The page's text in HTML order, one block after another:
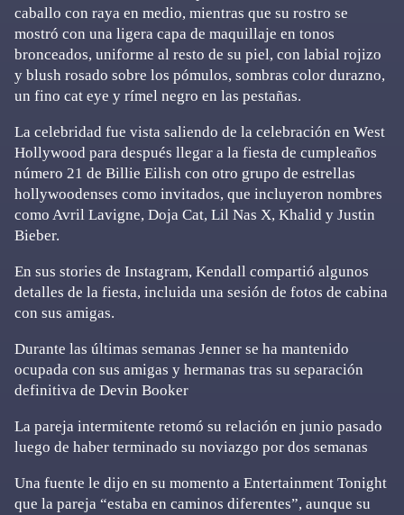
caballo con raya en medio, mientras que su rostro se
mostró con una ligera capa de maquillaje en tonos
bronceados, uniforme al resto de su piel, con labial rojizo
y blush rosado sobre los pómulos, sombras color durazno,
un fino cat eye y rímel negro en las pestañas.
La celebridad fue vista saliendo de la celebración en West
Hollywood para después llegar a la fiesta de cumpleaños
número 21 de Billie Eilish con otro grupo de estrellas
hollywoodenses como invitados, que incluyeron nombres
como Avril Lavigne, Doja Cat, Lil Nas X, Khalid y Justin
Bieber.
En sus stories de Instagram, Kendall compartió algunos
detalles de la fiesta, incluida una sesión de fotos de cabina
con sus amigas.
Durante las últimas semanas Jenner se ha mantenido
ocupada con sus amigas y hermanas tras su separación
definitiva de Devin Booker
La pareja intermitente retomó su relación en junio pasado
luego de haber terminado su noviazgo por dos semanas
Una fuente le dijo en su momento a Entertainment Tonight
que la pareja “estaba en caminos diferentes”, aunque su